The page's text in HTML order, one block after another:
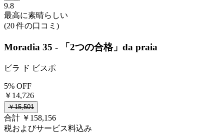
9.8
最高に素晴らしい
(20 件の口コミ)
Moradia 35 - 「2つの合格」da praia
ビラ ド ビスポ
5% OFF
￥14,726
￥15,501
合計 ￥158,156
税およびサービス料込み